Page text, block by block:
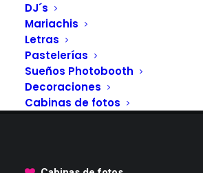
DJ´s
Mariachis
Letras
Pastelerías
Sueños Photobooth
Decoraciones
Cabinas de fotos